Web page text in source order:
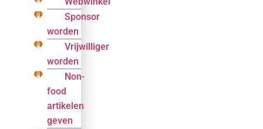
Sponsor
worden
Vrijwilliger
worden
Non-
food
artikelen
geven